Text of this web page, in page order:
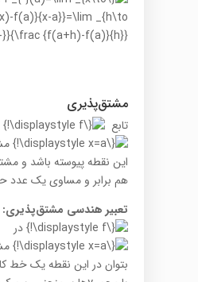
مشتق‌پذیری
تابع
این نقطه پیوسته باشد و
هم برابر و مساوی یک عدد
تعبیر هندسی مشتق‌پذیری:
در
بتوان در این نقطه یک خط